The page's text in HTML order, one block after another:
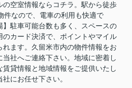
の空室情報ならコチラ。駅から徒歩
件なので、電車の利用も快適で
】駐車可能台数も多く、スペースの
のカード決済で、ポイントやマイル
れます。久留米市内の物件情報をお
社へご連絡下さい。地域に密着し
賃貸情報と地域情報をご提供いたし
にお任せ下さい。